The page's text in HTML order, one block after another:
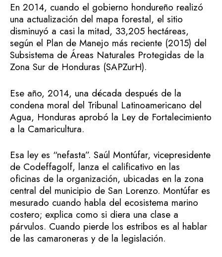
En 2014, cuando el gobierno hondureño realizó
una actualización del mapa forestal, el sitio
disminuyó a casi la mitad, 33,205 hectáreas,
según el Plan de Manejo más reciente (2015) del
Subsistema de Áreas Naturales Protegidas de la
Zona Sur de Honduras (SAPZurH).
Ese año, 2014, una década después de la
condena moral del Tribunal Latinoamericano del
Agua, Honduras aprobó la Ley de Fortalecimiento
a la Camaricultura.
Esa ley es “nefasta”. Saúl Montúfar, vicepresidente
de Codeffagolf, lanza el calificativo en las
oficinas de la organización, ubicadas en la zona
central del municipio de San Lorenzo. Montúfar es
mesurado cuando habla del ecosistema marino
costero; explica como si diera una clase a
párvulos. Cuando pierde los estribos es al hablar
de las camaroneras y de la legislación.